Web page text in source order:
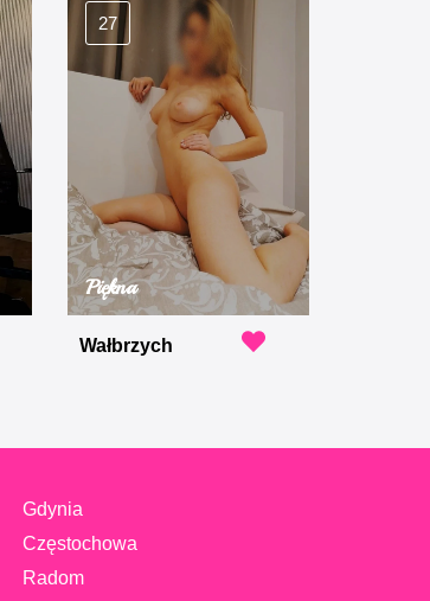
27
Piękna
Wałbrzych
Gdynia
Częstochowa
Radom